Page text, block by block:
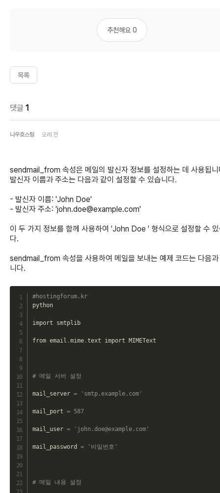
추천해요 0
목록
댓글 1
나우호스팅 오래 전
sendmail_from 속성은 메일의 발신자 정보를 설정하는 데 사용됩니
발신자 이름과 주소는 다음과 같이 설정할 수 있습니다.
- 발신자 이름: 'John Doe'
- 발신자 주소: 'john.doe@example.com'
이 두 가지 정보를 함께 사용하여 'John Doe ' 형식으로 설정할 수
다.
sendmail_from 속성을 사용하여 메일을 보내는 예제 코드는 다음과
니다.
#hostingforum.kr
python
import smtplib
from email .mime.text import MIMEText
# 메일 서버 설정
mail_server = 'smtp.example.com'
mail_port = 587
mail_user = 'john.doe@example.com'
mail_password = '비밀번호'
# 메일 내용 설정